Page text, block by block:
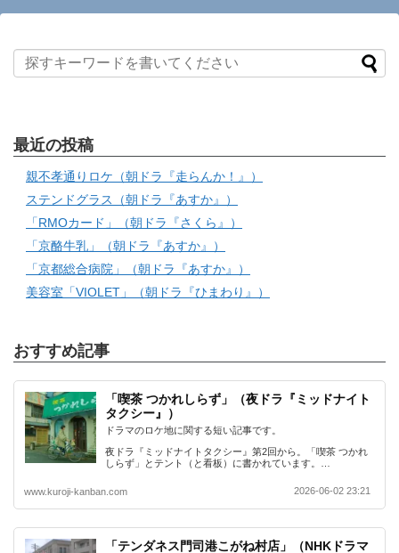
最近の投稿
親不孝通りロケ（朝ドラ『走らんか！』）
ステンドグラス（朝ドラ『あすか』）
「RMOカード」（朝ドラ『さくら』）
「京酪牛乳」（朝ドラ『あすか』）
「京都総合病院」（朝ドラ『あすか』）
美容室「VIOLET」（朝ドラ『ひまわり』）
おすすめ記事
「喫茶 つかれしらず」（夜ドラ『ミッドナイト
タクシー』）
ドラマのロケ地に関する短い記事です。
夜ドラ『ミッドナイトタクシー』第2回から。「喫茶 つかれ
しらず」とテント（と看板）に書かれています。…
www.kuroji-kanban.com 2026-06-02 23:21
「テンダネス門司港こがね村店」（NHKドラマ